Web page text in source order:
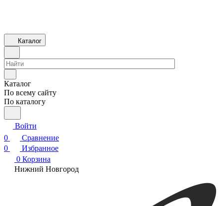
Каталог
Каталог
По всему сайту
По каталогу
Войти
0
Сравнение
0
Избранное
0 Корзина
Нижний Новгород